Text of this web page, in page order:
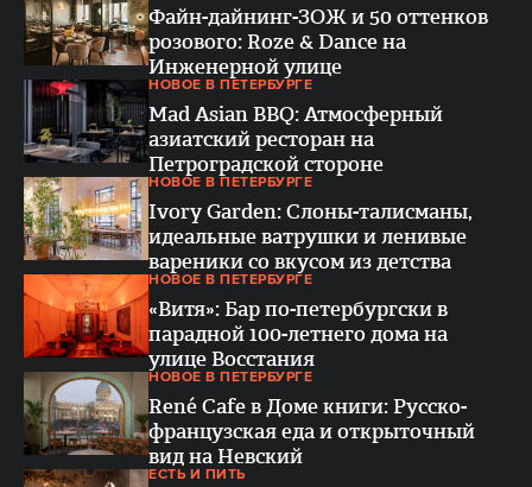
Файн-дайнинг-ЗОЖ и 50 оттенков
розового: Roze & Dance на
Инженерной улице
НОВОЕ В ПЕТЕРБУРГЕ
Mad Asian BBQ: Атмосферный
азиатский ресторан на
Петроградской стороне
НОВОЕ В ПЕТЕРБУРГЕ
Ivory Garden: Слоны-талисманы,
идеальные ватрушки и ленивые
вареники со вкусом из детства
НОВОЕ В ПЕТЕРБУРГЕ
«Витя»: Бар по-петербургски в
парадной 100-летнего дома на
улице Восстания
НОВОЕ В ПЕТЕРБУРГЕ
René Cafe в Доме книги: Русско-
французская еда и открыточный
вид на Невский
ЕСТЬ И ПИТЬ